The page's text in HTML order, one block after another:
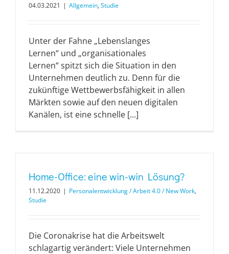
04.03.2021 | Allgemein, Studie
Unter der Fahne „Lebenslanges
Lernen“ und „organisationales
Lernen“ spitzt sich die Situation in den
Unternehmen deutlich zu. Denn für die
zukünftige Wettbewerbsfähigkeit in allen
Märkten sowie auf den neuen digitalen
Kanälen, ist eine schnelle [...]
Home-Office: eine win-win Lösung?
11.12.2020 | Personalentwicklung / Arbeit 4.0 / New Work,
Studie
Die Coronakrise hat die Arbeitswelt
schlagartig verändert: Viele Unternehmen